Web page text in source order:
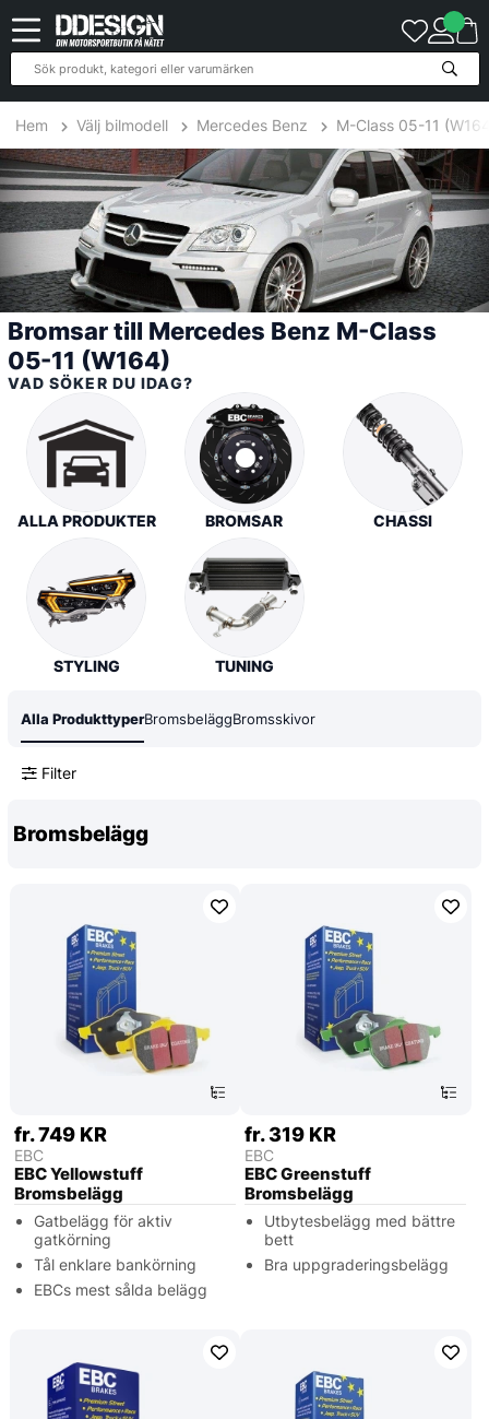
Hem Välj bilmodell Mercedes Benz M-Class 05-11
Bromsar till Mercedes Benz M-Class
05-11 (W164)
VAD SÖKER DU IDAG?
ALLA PRODUKTER BROMSAR CHASSI
STYLING TUNING
Alla ProdukttyperBromsbeläggBromsskivor
Filter
8 Produkter
Bromsbelägg
fr. 749 KR
EBC
EBC Yellowstuff
Bromsbelägg
Gatbelägg för aktiv
gatkörning
Tål enklare bankörning
EBCs mest sålda belägg
fr. 319 KR
EBC
EBC Greenstuff
Bromsbelägg
Utbytesbelägg med bättre
bett
Bra uppgraderingsbelägg